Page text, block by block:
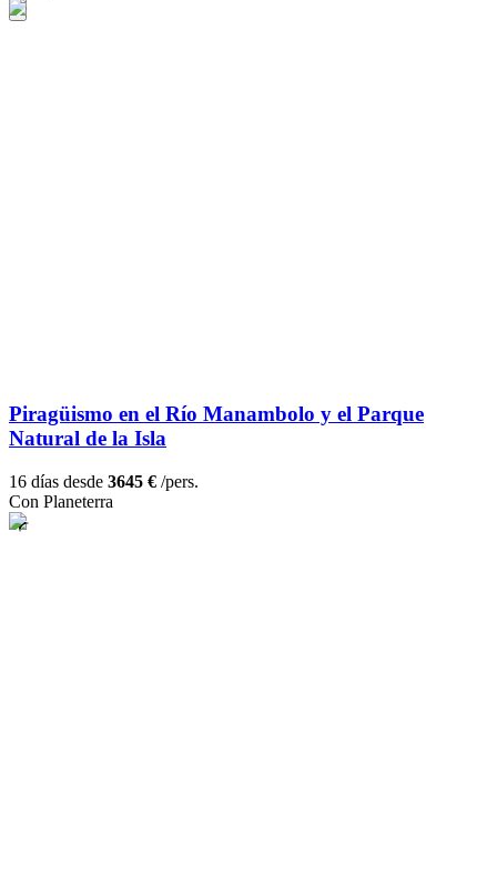
Piragüismo en el Río Manambolo y el Parque
Natural de la Isla
16 días desde 3645 € /pers.
Con Planeterra